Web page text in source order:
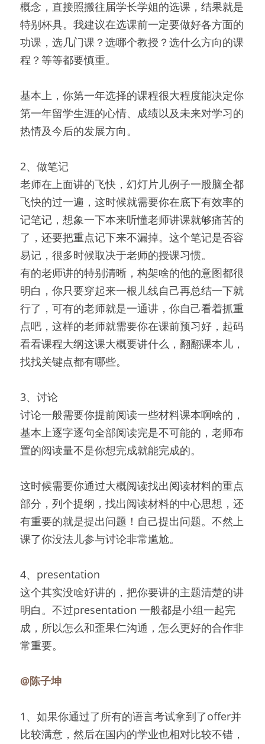
概念，直接照搬往届学长学姐的选课，结果就是
特别杯具。我建议在选课前一定要做好各方面的
功课，选几门课？选哪个教授？选什么方向的课
程？等等都要慎重。
基本上，你第一年选择的课程很大程度能决定你
第一年留学生涯的心情、成绩以及未来对学习的
热情及今后的发展方向。
2、做笔记
老师在上面讲的飞快，幻灯片儿例子一股脑全都
飞快的过一遍，这时候就需要你在底下有效率的
记笔记，想象一下本来听懂老师讲课就够痛苦的
了，还要把重点记下来不漏掉。这个笔记是否容
易记，很多时候取决于老师的授课习惯。
有的老师讲的特别清晰，构架啥的他的意图都很
明白，你只要穿起来一根儿线自己再总结一下就
行了，可有的老师就是一通讲，你自己看着抓重
点吧，这样的老师就需要你在课前预习好，起码
看看课程大纲这课大概要讲什么，翻翻课本儿，
找找关键点都有哪些。
3、讨论
讨论一般需要你提前阅读一些材料课本啊啥的，
基本上逐字逐句全部阅读完是不可能的，老师布
置的阅读量不是你想完成就能完成的。
这时候需要你通过大概阅读找出阅读材料的重点
部分，列个提纲，找出阅读材料的中心思想，还
有重要的就是提出问题！自己提出问题。不然上
课了你没法儿参与讨论非常尴尬。
4、presentation
这个其实没啥好讲的，把你要讲的主题清楚的讲
明白。不过presentation 一般都是小组一起完
成，所以怎么和歪果仁沟通，怎么更好的合作非
常重要。
@陈子坤
1、如果你通过了所有的语言考试拿到了offer并
比较满意，然后在国内的学业也相对比较不错，